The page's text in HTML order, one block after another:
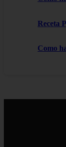
Receta
Como